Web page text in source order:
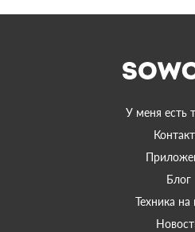
У меня есть
Блог
Техника на